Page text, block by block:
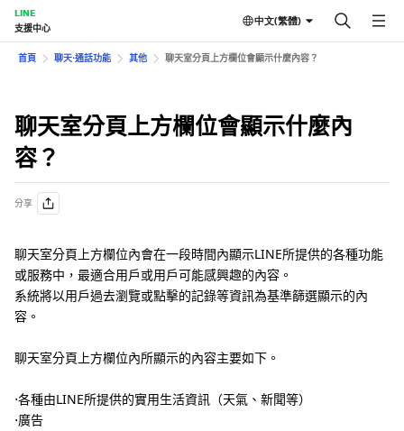
LINE
支援中心
中文(繁體)
首頁 聊天⋅通話功能 其他 聊天室分頁上方欄位會顯示什麼內容？
聊天室分頁上方欄位會顯示什麼內
容？
分享
聊天室分頁上方欄位內會在一段時間內顯示LINE所提供的各種功能
或服務中，最適合用戶或用戶可能感興趣的內容。
系統將以用戶過去瀏覽或點擊的記錄等資訊為基準篩選顯示的內
容。
聊天室分頁上方欄位內所顯示的內容主要如下。
⋅各種由LINE所提供的實用生活資訊（天氣、新聞等）
⋅廣告